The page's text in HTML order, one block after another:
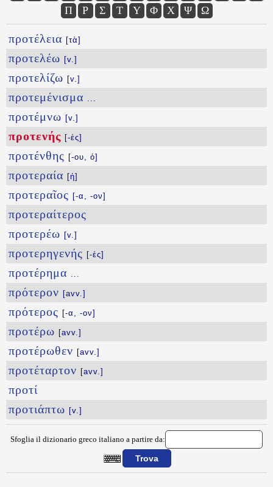
Π
Ρ Σ Τ Υ Φ Χ Ψ Ω
προτέλεια [τὰ]
προτελέω [v.]
προτελίζω [v.]
προτεμένισμα ...
προτέμνω [v.]
προτενής [-ές]
προτένθης [-ου, ὁ]
προτεραία [ἡ]
προτεραῖος [-α, -ον]
προτεραίτερος
προτερέω [v.]
προτερηγενής [-ές]
προτέρημα ...
πρότερον [avv.]
πρότερος [-α, -ον]
προτέρω [avv.]
προτέρωθεν [avv.]
προτέταρτον [avv.]
προτί
προτιάπτω [v.]
Sfoglia il dizionario greco italiano a partire da: